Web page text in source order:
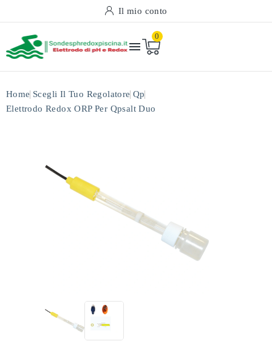
Il mio conto

0
Home Scegli Il Tuo Regolatore Qp
Elettrodo Redox ORP Per Qpsalt Duo